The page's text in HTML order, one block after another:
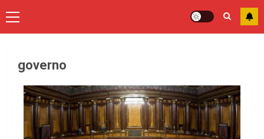
governo